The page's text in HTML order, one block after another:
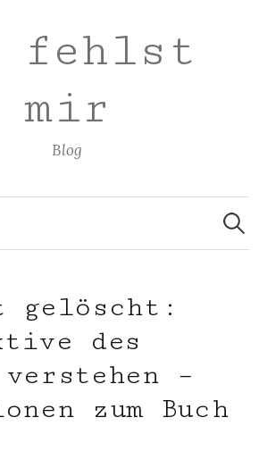
fehlst
mir
Blog
Suchen
nach:
gelöscht:
des
–
zum Buch